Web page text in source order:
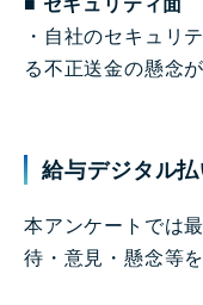
・自社のセキュリ
る不正送金の懸念
給与デジタル
本アンケートでは
待・意見・懸念等